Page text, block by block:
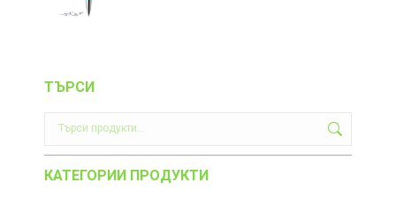
ТЪРСИ
КАТЕГОРИИ ПРОДУКТИ